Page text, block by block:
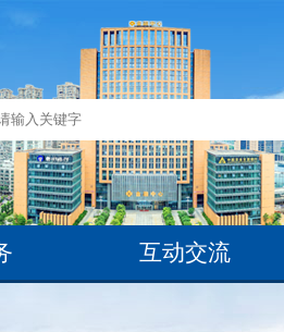
互动交流